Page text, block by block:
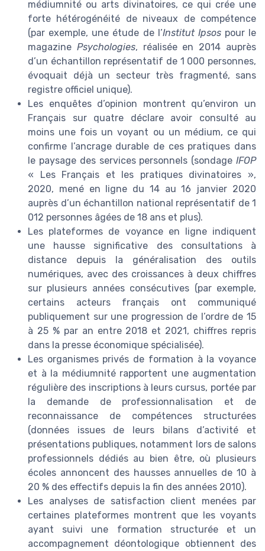
médiumnité ou arts divinatoires, ce qui crée une
forte hétérogénéité de niveaux de compétence
(par exemple, une étude de l’Institut Ipsospour le
magazine Psychologies, réalisée en 2014 auprès
d’un échantillon représentatif de 1 000 personnes,
évoquait déjà un secteur très fragmenté, sans
registre officiel unique).
Les enquêtes d’opinion montrent qu’environ un
Français sur quatre déclare avoir consulté au
moins une fois un voyant ou un médium, ce qui
confirme l’ancrage durable de ces pratiques dans
le paysage des services personnels (sondage IFOP
« Les Français et les pratiques divinatoires »,
2020, mené en ligne du 14 au 16 janvier 2020
auprès d’un échantillon national représentatif de 1
012 personnes âgées de 18 ans et plus).
Les plateformes de voyance en ligne indiquent
une hausse significative des consultations à
distance depuis la généralisation des outils
numériques, avec des croissances à deux chiffres
sur plusieurs années consécutives (par exemple,
certains acteurs français ont communiqué
publiquement sur une progression de l’ordre de 15
à 25 % par an entre 2018 et 2021, chiffres repris
dans la presse économique spécialisée).
Les organismes privés de formation à la voyance
et à la médiumnité rapportent une augmentation
régulière des inscriptions à leurs cursus, portée par
la demande de professionnalisation et de
reconnaissance de compétences structurées
(données issues de leurs bilans d’activité et
présentations publiques, notamment lors de salons
professionnels dédiés au bien être, où plusieurs
écoles annoncent des hausses annuelles de 10 à
20 % des effectifs depuis la fin des années 2010).
Les analyses de satisfaction client menées par
certaines plateformes montrent que les voyants
ayant suivi une formation structurée et un
accompagnement déontologique obtiennent des